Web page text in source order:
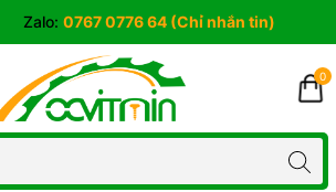
Zalo: 0767 0776 64 (Chỉ nhắn tin)
0